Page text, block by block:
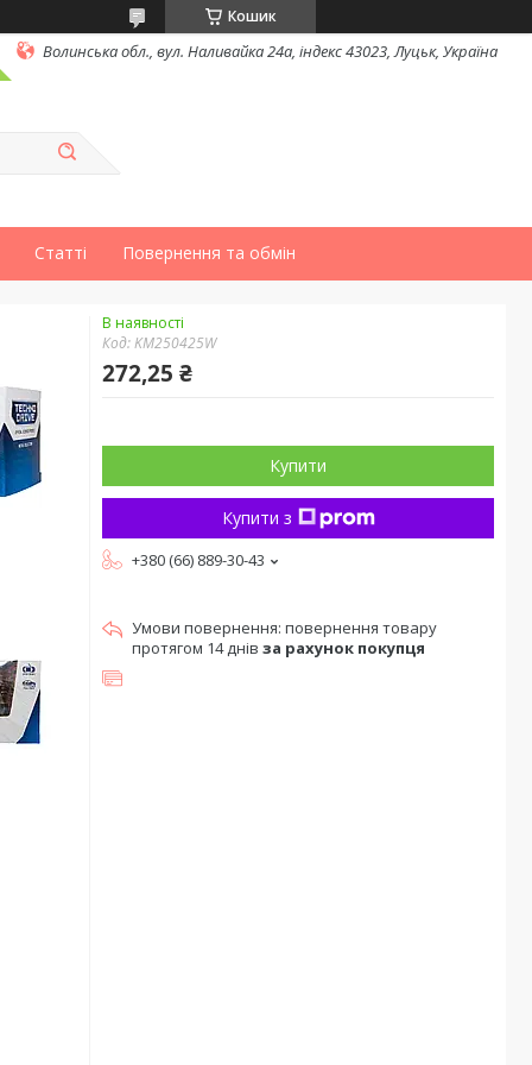
Кошик
Волинська обл., вул. Наливайка 24а, індекс 43023, Луцьк, Україна
Статті Повернення та обмін
В наявності
Код:KM250425W
272,25 ₴
Купити
Купити з
+380 (66) 889-30-43
повернення товару
протягом 14 днів за рахунок покупця